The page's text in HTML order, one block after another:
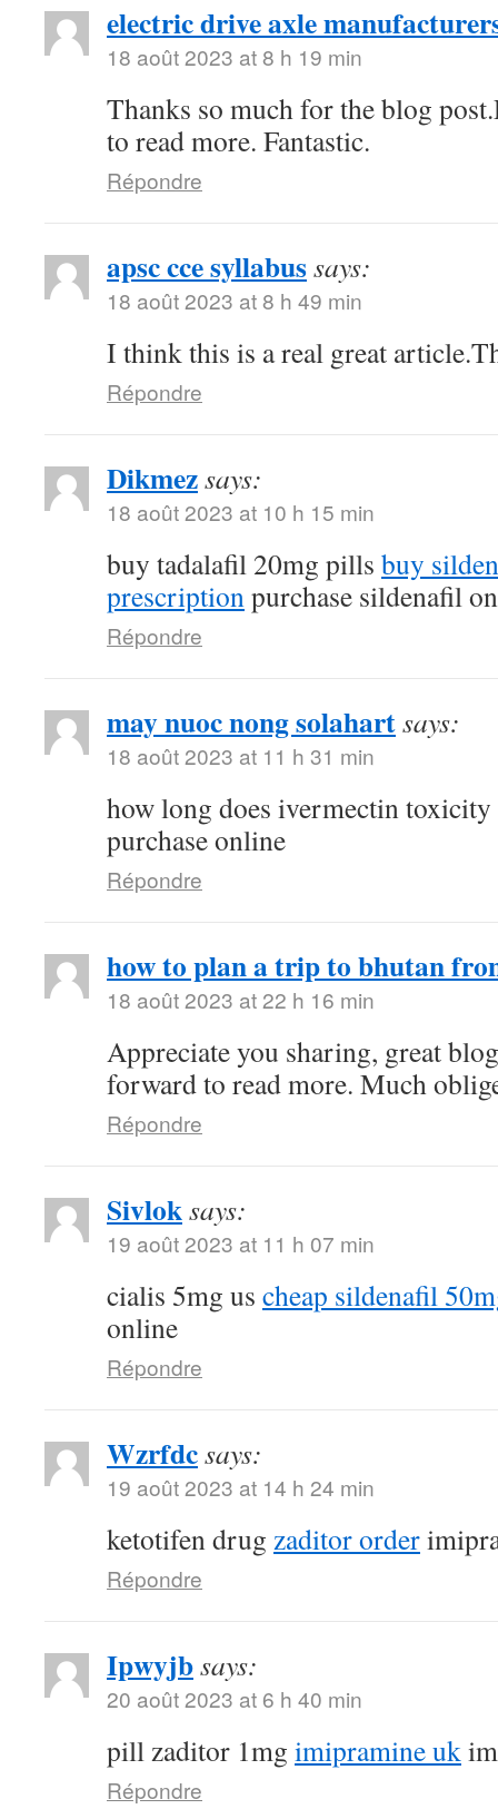
electric drive axle
18 août 2023 at 8 h 19 min
Thanks so much for the blog
to read more. Fantastic.
Répondre
apsc cce syllabussays:
18 août 2023 at 8 h 49 min
I think this is a real great
Répondre
Dikmezsays:
18 août 2023 at 10 h 15 min
buy tadalafil 20mg pills buy
prescriptionpurchase sildenafil
Répondre
may nuoc nong solahartsays:
18 août 2023 at 11 h 31 min
how long does ivermectin
purchase online
Répondre
how to plan a trip to bhutan
18 août 2023 at 22 h 16 min
Appreciate you sharing, great
forward to read more. Much
Répondre
Sivloksays:
19 août 2023 at 11 h 07 min
cialis 5mg us cheap sildenafil
online
Répondre
Wzrfdcsays:
19 août 2023 at 14 h 24 min
ketotifen drug zaditor order
Répondre
Ipwyjbsays:
20 août 2023 at 6 h 40 min
pill zaditor 1mg imipramine uk
Répondre